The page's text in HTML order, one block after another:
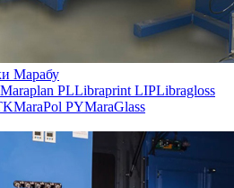
Марабу
Maraplan PLLibraprint LIPLibragloss
MaraPol PYMaraGlass